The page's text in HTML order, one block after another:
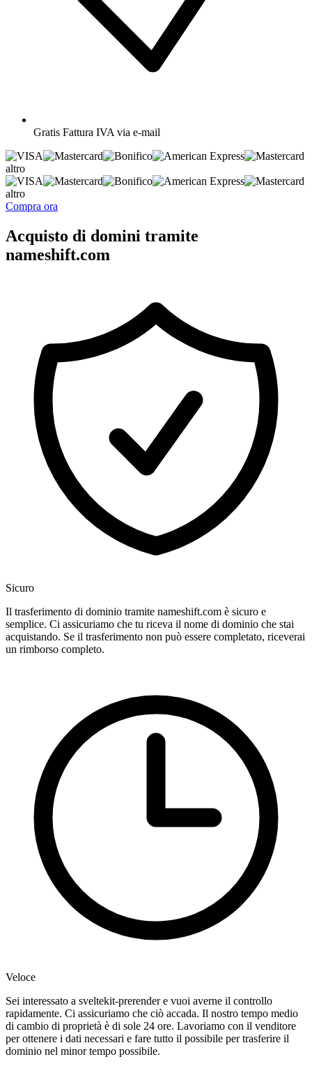
Gratis Fattura IVA via e-mail
altro
altro
Compra ora
Acquisto di domini tramite
nameshift.com
Sicuro
Il trasferimento di dominio tramite nameshift.com è sicuro e
semplice. Ci assicuriamo che tu riceva il nome di dominio che stai
acquistando. Se il trasferimento non può essere completato, riceverai
un rimborso completo.
Veloce
Sei interessato a sveltekit-prerender e vuoi averne il controllo
rapidamente. Ci assicuriamo che ciò accada. Il nostro tempo medio
di cambio di proprietà è di sole 24 ore. Lavoriamo con il venditore
per ottenere i dati necessari e fare tutto il possibile per trasferire il
dominio nel minor tempo possibile.